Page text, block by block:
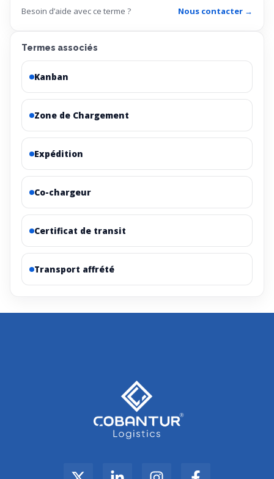
Besoin d’aide avec ce terme ? Nous contacter →
Termes associés
Kanban
Zone de Chargement
Expédition
Co-chargeur
Certificat de transit
Transport affrété